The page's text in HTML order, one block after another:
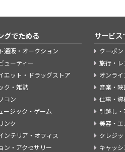
グでためる
通販・オークション
ューティー
エット・ドラッグストア
ク・雑誌
コン
ージック・ゲーム
ンク
ンテリア・オフィス
ン・アクセサリー
サービス
クーポ
旅行・
オンラ
音楽・
仕事・
引越し
美容・エ
クレジ
キャッ